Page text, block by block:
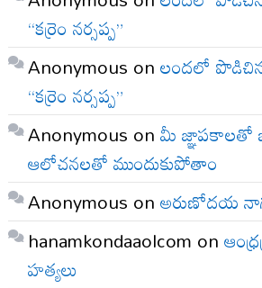
“కర్రెం నర్సప్ప”
Anonymous onలందలో పొడిచిన
“కర్రెం నర్సప్ప”
Anonymous onమీ జ్ఞాపకాలతో
ఆలోచనలతో ముందుకుపోతాం
Anonymous onఅరుణోదయ
hanamkondaaolcom on
హత్యలు